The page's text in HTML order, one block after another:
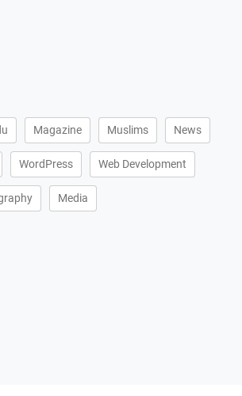
Magazine Muslims News
WordPress Web Development
Media